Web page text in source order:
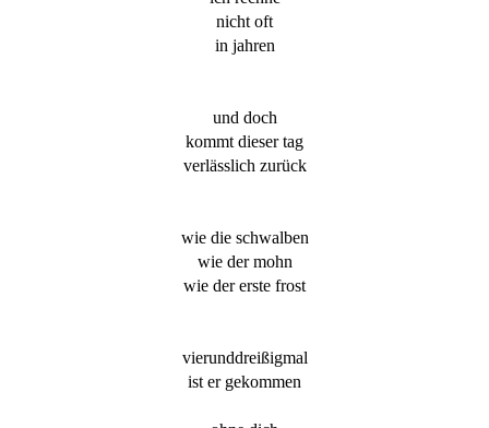
nicht oft
in jahren
und doch
kommt dieser tag
verlässlich zurück
wie die schwalben
wie der mohn
wie der erste frost
vierunddreißigmal
ist er gekommen